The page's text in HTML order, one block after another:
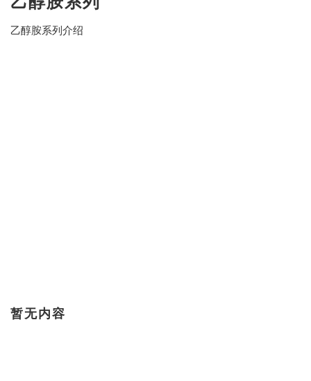
乙醇胺系列介绍
暂无内容